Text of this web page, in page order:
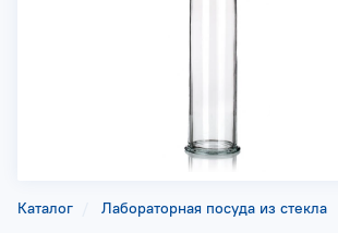
Каталог Лабораторная посуда из стекла